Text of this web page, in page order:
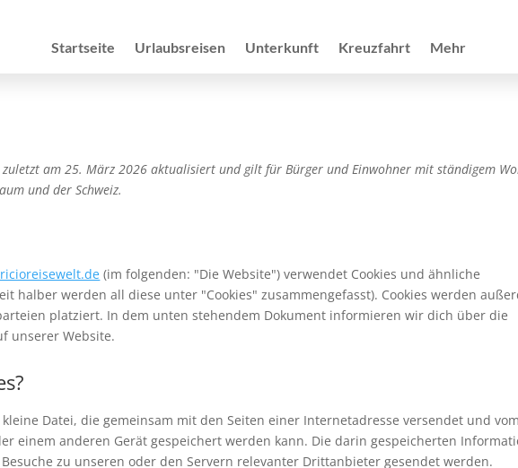
Startseite Urlaubsreisen Unterkunft Kreuzfahrt Mehr
zuletzt am 25. März 2026 aktualisiert und gilt für Bürger und Einwohner mit ständigem
und der Schweiz.
(im folgenden: "Die Website") verwendet Cookies und ähnliche
halber werden all diese unter "Cookies" zusammengefasst). Cookies werden
platziert. In dem unten stehendem Dokument informieren wir dich über die
unserer Website.
Datei, die gemeinsam mit den Seiten einer Internetadresse versendet und vom
einem anderen Gerät gespeichert werden kann. Die darin gespeicherten
zu unseren oder den Servern relevanter Drittanbieter gesendet werden.